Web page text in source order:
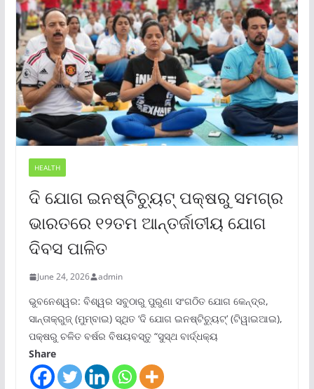
HEALTH
ଦି ଯୋଗ ଇନଷ୍ଟିଚ୍ୟୁଟ୍ ପକ୍ଷରୁ ସମଗ୍ର
ଭାରତରେ ୧୨ତମ ଆନ୍ତର୍ଜାତୀୟ ଯୋଗ
ଦିବସ ପାଳିତ
June 24, 2026 admin
ଭୁବନେଶ୍ୱର: ବିଶ୍ୱର ସବୁଠାରୁ ପୁରୁଣା ସଂଗଠିତ ଯୋଗ କେନ୍ଦ୍ର,
ସାନ୍ତାକ୍ରୁଜ୍ (ମୁମ୍ବାଇ) ସ୍ଥିତ ‘ଦି ଯୋଗ ଇନଷ୍ଟିଚ୍ୟୁଟ୍‌’ (ଟିୱାଇଆଇ),
ପକ୍ଷରୁ ଚଳିତ ବର୍ଷର ବିଷୟବସ୍ତୁ “ସୁସ୍ଥ ବାର୍ଦ୍ଧକ୍ୟ
Share